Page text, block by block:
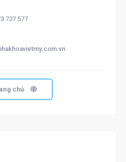
727 577
chủ